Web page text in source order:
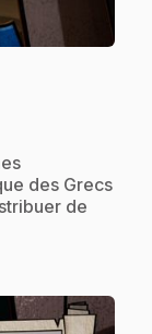
des Grecs
de